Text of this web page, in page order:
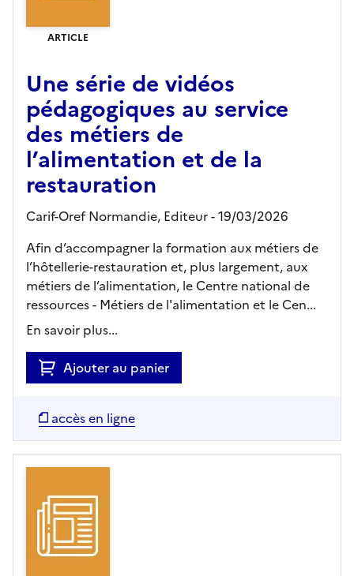
ARTICLE
Une série de vidéos
pédagogiques au service
des métiers de
l’alimentation et de la
restauration
Carif-Oref Normandie, Editeur- 19/03/2026
Afin d’accompagner la formation aux métiers de
l’hôtellerie-restauration et, plus largement, aux
métiers de l’alimentation, le Centre national de
ressources - Métiers de l'alimentation et le Cen...
En savoir plus...
Ajouter au panier
accès en ligne